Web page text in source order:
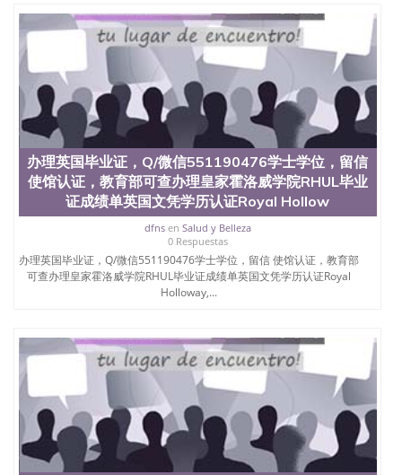
办理英国毕业证，Q/微信551190476学士学位，留信
使馆认证，教育部可查办理皇家霍洛威学院RHUL毕业
证成绩单英国文凭学历认证Royal Hollow
dfnsen Salud y Belleza
0 Respuestas
办理英国毕业证，Q/微信551190476学士学位，留信 使馆认证，教育部
可查办理皇家霍洛威学院RHUL毕业证成绩单英国文凭学历认证Royal
Holloway,...